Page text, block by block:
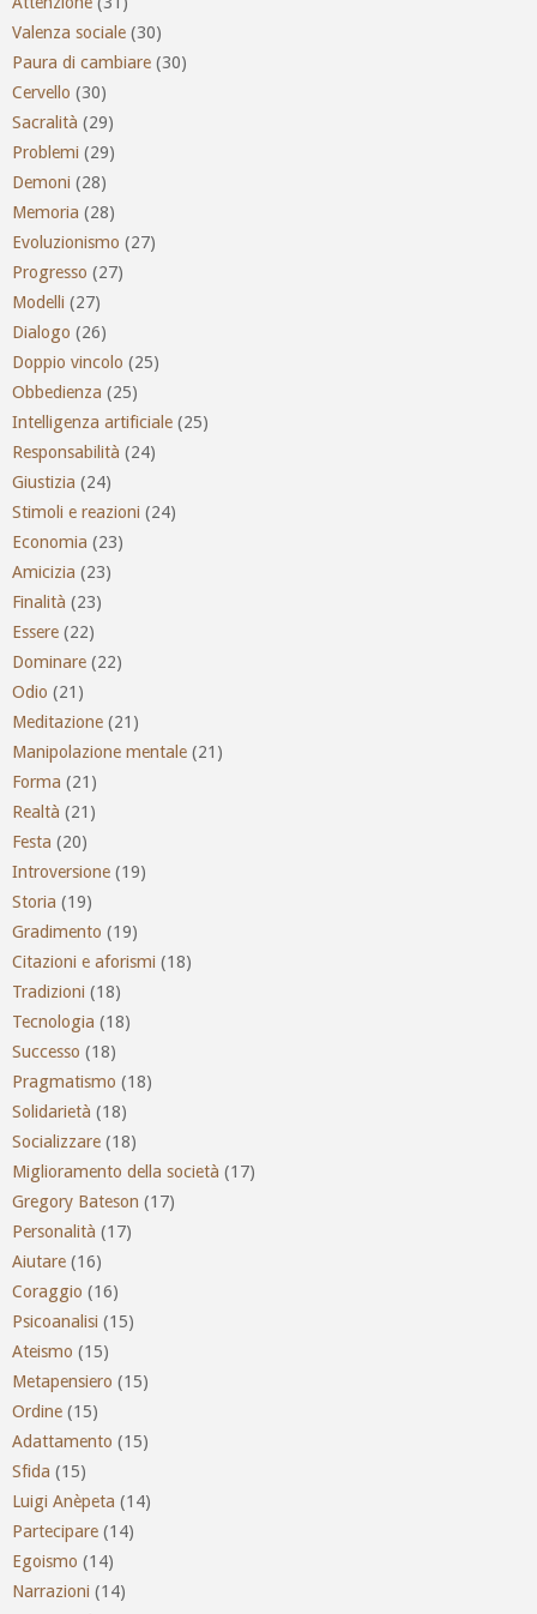
Valenza sociale (30)
Paura di cambiare (30)
Cervello (30)
Sacralità (29)
Problemi (29)
Demoni (28)
Memoria (28)
Evoluzionismo (27)
Progresso (27)
Modelli (27)
Dialogo (26)
Doppio vincolo (25)
Obbedienza (25)
Intelligenza artificiale (25)
Responsabilità (24)
Giustizia (24)
Stimoli e reazioni (24)
Economia (23)
Amicizia (23)
Finalità (23)
Essere (22)
Dominare (22)
Odio (21)
Meditazione (21)
Manipolazione mentale (21)
Forma (21)
Realtà (21)
Festa (20)
Introversione (19)
Storia (19)
Gradimento (19)
Citazioni e aforismi (18)
Tradizioni (18)
Tecnologia (18)
Successo (18)
Pragmatismo (18)
Solidarietà (18)
Socializzare (18)
Miglioramento della società (17)
Gregory Bateson (17)
Personalità (17)
Aiutare (16)
Coraggio (16)
Psicoanalisi (15)
Ateismo (15)
Metapensiero (15)
Ordine (15)
Adattamento (15)
Sfida (15)
Luigi Anèpeta (14)
Partecipare (14)
Egoismo (14)
Narrazioni (14)